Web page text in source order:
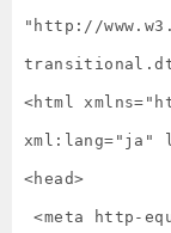
"http://
<html
xml:lang="ja"
<head>
<meta http-equiv="Content-Type"